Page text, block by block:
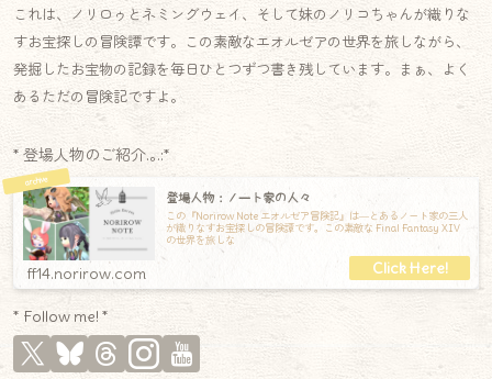
これは、ノリロゥとネミングウェイ、そして妹のノリコちゃんが織りな
すお宝探しの冒険譚です。この素敵なエオルゼアの世界を旅しながら、
発掘したお宝物の記録を毎日ひとつずつ書き残しています。まぁ、よく
あるただの冒険記ですよ。
* 登場人物のご紹介.｡.:*
登場人物：ノート家の人々
この『Norirow Note エオルゼア冒険記』は―とあるノート家の三人
が織りなすお宝探しの冒険譚です。この素敵な Final Fantasy XIV
の世界を旅しな
ff14.norirow.com
* Follow me! *